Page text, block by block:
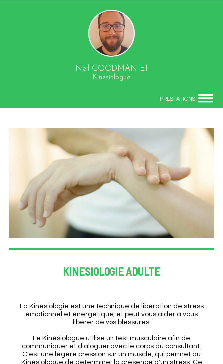
Neil GOODMAN EI
Kinésiologue
PRESTATIONS
KINESIOLOGIE ADULTE
La Kinésiologie est une technique de libération de stress
émotionnel et énergétique, et peut vous aider à vous
libérer de vos blessures.
Le Kinésiologue utilise un test musculaire afin de
communiquer et dialoguer avec le corps du consultant.
C'est une légère pression sur un muscle, qui permet au
Kinésiologue de déterminer la présence d'un stress. Ce